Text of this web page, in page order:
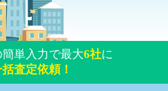
単入力で最大6社に
査定依頼！